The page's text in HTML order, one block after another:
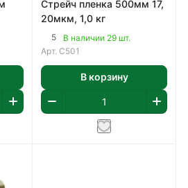
Стрейч пленка 500мм 17,
20мкм, 1,0 кг
5
В наличии 29 шт.
Арт. С501
В корзину